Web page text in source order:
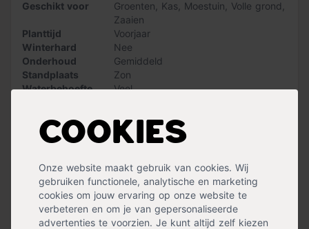
Cookies
Onze website maakt gebruik van cookies. Wij
gebruiken functionele, analytische en marketing
cookies om jouw ervaring op onze website te
verbeteren en om je van gepersonaliseerde
advertenties te voorzien. Je kunt altijd zelf kiezen
Te oogsten in augustus en september.
Geschikt voor Groenten Kas Moestuin Volle grond
Zaaien
Planttijd
Voorjaar
Winterhard
Nee
Onderhoud
Gemiddeld
Standplaats
Zon
Waterbehoefte
Veel
Handig voor erbij
Pokon Zaai- en stekgrond Bio
op voorraad
9,99